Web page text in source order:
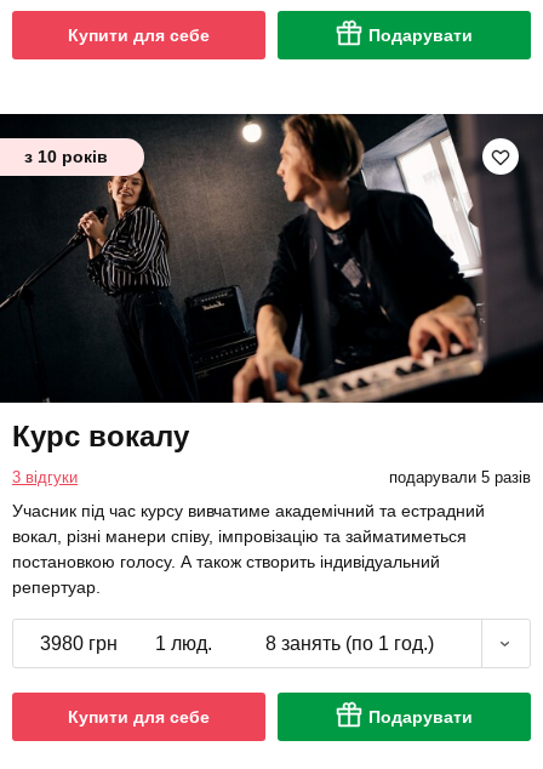
Купити для себе Подарувати
з 10 років
Курс вокалу
3 відгуки подарували 5 разів
Учасник під час курсу вивчатиме академічний та естрадний
вокал, різні манери співу, імпровізацію та займатиметься
постановкою голосу. А також створить індивідуальний
репертуар.
3980 грн 1 люд. 8 занять (по 1 год.)
Купити для себе Подарувати